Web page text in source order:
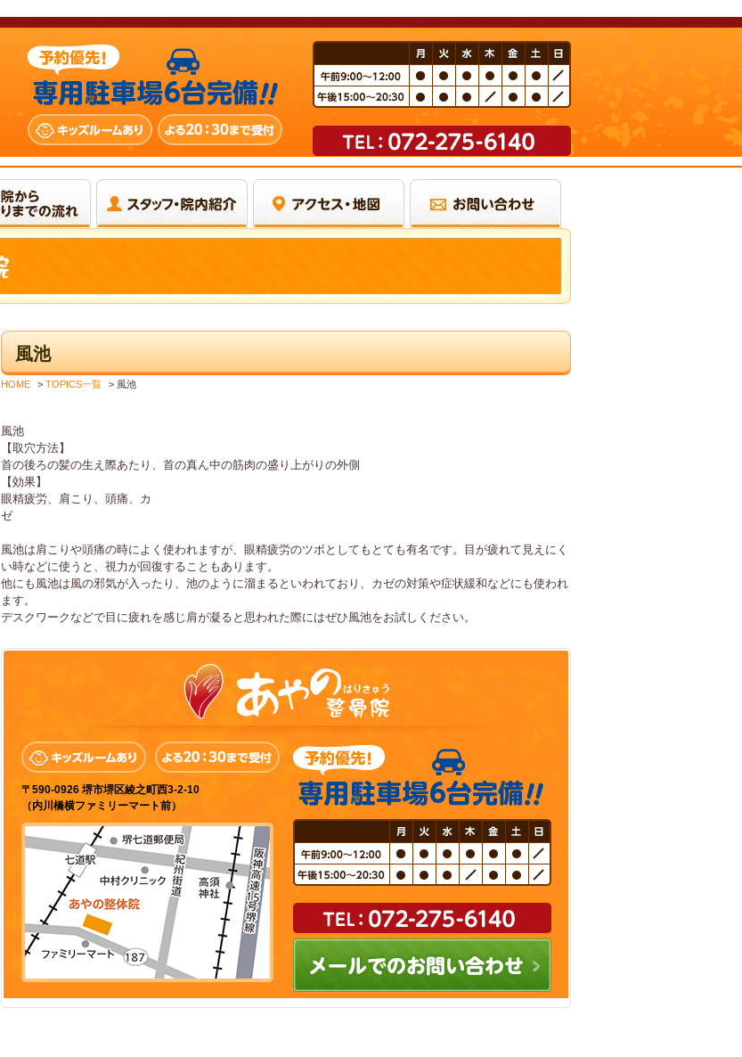
風池
HOME > TOPICS一覧 > 風池
風池
【取穴方法】
首の後ろの髪の生え際あたり、首の真ん中の筋肉の盛り上がりの外側
【効果】
眼精疲労、肩こり、頭痛、カ
風池は肩こりや頭痛の時によく使われますが、眼精疲労のツボとしてもとても有名です。目が疲れて見えにく
い時などに使うと、視力が回復することもあります。
他にも風池は風の邪気が入ったり、池のように溜まるといわれており、カゼの対策や症状緩和などにも使われ
ます。
デスクワークなどで目に疲れを感じ肩が凝ると思われた際にはぜひ風池をお試しください。
〒590-0926 堺市堺区綾之町西3-2-10
（内川橋横ファミリーマート前）